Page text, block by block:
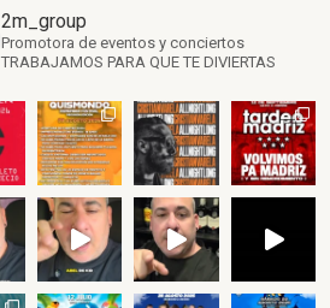
2m_group
Promotora de eventos y conciertos
TRABAJAMOS PARA QUE TE DIVIERTAS